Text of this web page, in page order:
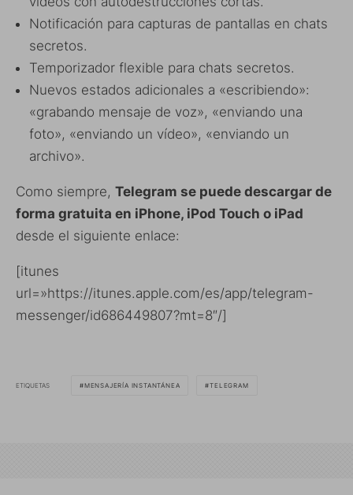
Notificación para capturas de pantallas en chats
secretos.
Temporizador flexible para chats secretos.
Nuevos estados adicionales a «escribiendo»:
«grabando mensaje de voz», «enviando una
foto», «enviando un vídeo», «enviando un
archivo».
Como siempre, Telegram se puede descargar de
forma gratuita en iPhone, iPod Touch o iPad
desde el siguiente enlace:
[itunes
url=»https://itunes.apple.com/es/app/telegram-
messenger/id686449807?mt=8″/]
ETIQUETAS MENSAJERÍA INSTANTÁNEA TELEGRAM